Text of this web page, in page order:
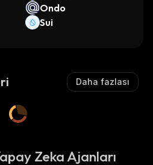
Ondo
Sui
Daha fazlası
Zeka Ajanları